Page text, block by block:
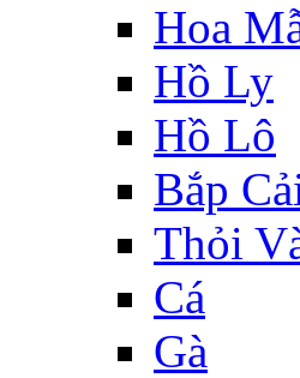
Hoa
Hồ Ly
Hồ Lô
Bắp
Thỏi
Cá
Gà